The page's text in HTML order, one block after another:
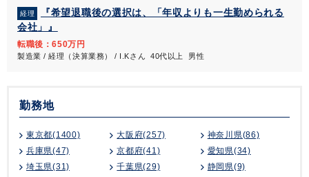
経理
『希望退職後の選択は、「年収よりも一生勤められる
会社」』
転職後：650万円
製造業 / 経理（決算業務） / I.Kさん 40代以上 男性
勤務地
東京都(1400) 大阪府(257)
神奈川県(86)
兵庫県(47)
京都府(41)
愛知県(34)
埼玉県(31)
千葉県(29)
静岡県(9)